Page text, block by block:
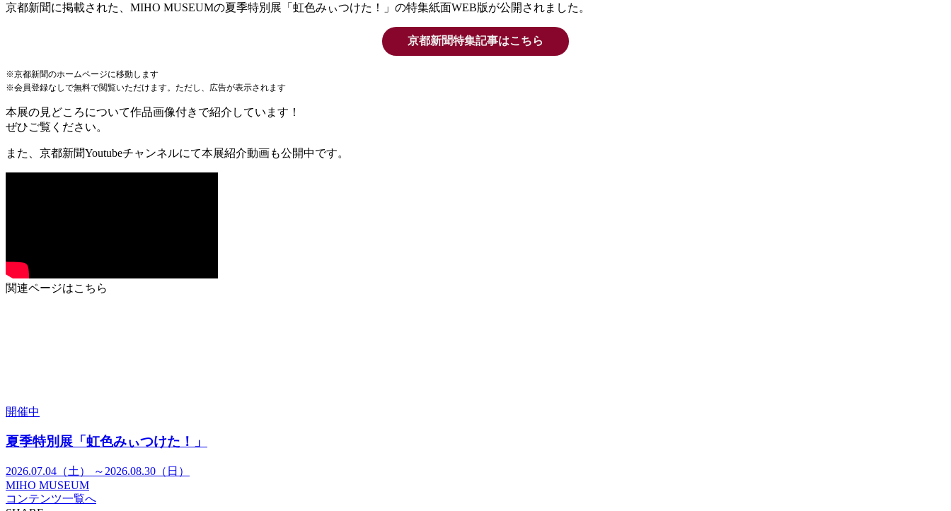
京都新聞に掲載された、MIHO MUSEUMの夏季特別展「虹色みぃつけた！」の特集紙面WEB版が公開されました。
京都新聞特集記事はこちら
※京都新聞のホームページに移動します
※会員登録なしで無料で閲覧いただけます。ただし、広告が表示されます
本展の見どころについて作品画像付きで紹介しています！
ぜひご覧ください。
また、京都新聞Youtubeチャンネルにて本展紹介動画も公開中です。
関連ページはこちら
開催中
夏季特別展「虹色みぃつけた！」
2026.07.04（土） ～2026.08.30（日）
MIHO MUSEUM
コンテンツ一覧へ